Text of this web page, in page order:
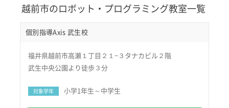
越前市のロボット・プログラミング教室一覧
個別指導Axis 武生校
福井県越前市高瀬１丁目２１−３タナカビル２階
武生中央公園より徒歩３分
対象学年 小学1年生～中学生